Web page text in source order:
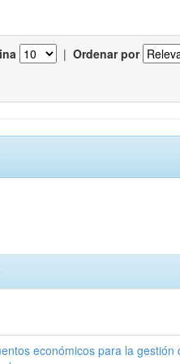
| Ordenar por
económicos para la